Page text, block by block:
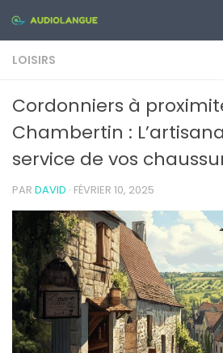
Skip to content
LOISIRS
Cordonniers à
Chambertin :
service de vos
PAR DAVID · FÉVRIER 10, 2025